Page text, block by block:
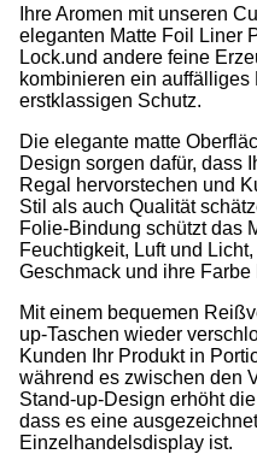
Ihre Aromen mit unseren
eleganten Matte Foil Liner
Lock.und andere feine
kombinieren ein auffälliges
erstklassigen Schutz.
Die elegante matte
Design sorgen dafür, dass
Regal hervorstechen und
Stil als auch Qualität
Folie-Bindung schützt das
Feuchtigkeit, Luft und
Geschmack und ihre Farbe
Mit einem bequemen
up-Taschen wieder
Kunden Ihr Produkt in
während es zwischen den
Stand-up-Design erhöht
dass es eine
Einzelhandelsdisplay ist.